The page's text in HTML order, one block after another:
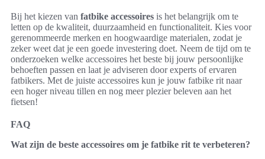
Bij het kiezen van fatbike accessoires is het belangrijk om te
letten op de kwaliteit, duurzaamheid en functionaliteit. Kies voor
gerenommeerde merken en hoogwaardige materialen, zodat je
zeker weet dat je een goede investering doet. Neem de tijd om te
onderzoeken welke accessoires het beste bij jouw persoonlijke
behoeften passen en laat je adviseren door experts of ervaren
fatbikers. Met de juiste accessoires kun je jouw fatbike rit naar
een hoger niveau tillen en nog meer plezier beleven aan het
fietsen!
FAQ
Wat zijn de beste accessoires om je fatbike rit te verbeteren?